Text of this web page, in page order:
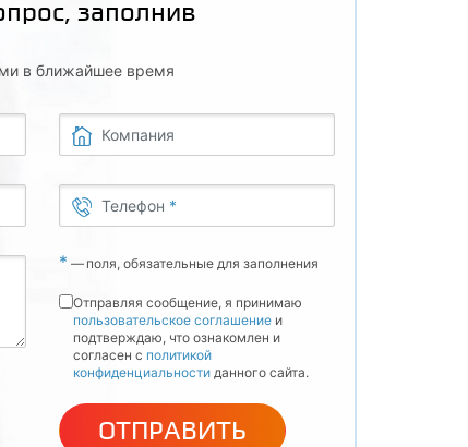
заполнив
в ближайшее время
Компания
Телефон *
* — поля, обязательные для заполнения
Отправляя сообщение, я принимаю
пользовательское соглашение и
подтверждаю, что ознакомлен и
согласен с политикой
конфиденциальности данного сайта.
ОТПРАВИТЬ